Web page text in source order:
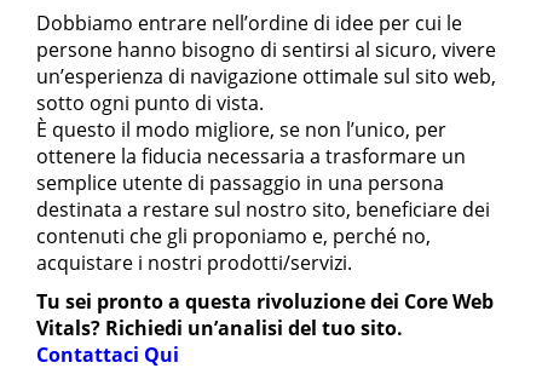
Dobbiamo entrare nell’ordine di idee per cui le
persone hanno bisogno di sentirsi al sicuro, vivere
un’esperienza di navigazione ottimale sul sito web,
sotto ogni punto di vista.
È questo il modo migliore, se non l’unico, per
ottenere la fiducia necessaria a trasformare un
semplice utente di passaggio in una persona
destinata a restare sul nostro sito, beneficiare dei
contenuti che gli proponiamo e, perché no,
acquistare i nostri prodotti/servizi.
Tu sei pronto a questa rivoluzione dei Core Web
Vitals? Richiedi un’analisi del tuo sito.
Contattaci Qui